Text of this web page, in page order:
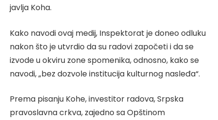
javlja Koha.
Kako navodi ovaj medij, Inspektorat je doneo odluku
nakon što je utvrdio da su radovi započeti i da se
izvode u okviru zone spomenika, odnosno, kako se
navodi, „bez dozvole institucija kulturnog nasleđa“.
Prema pisanju Kohe, investitor radova, Srpska
pravoslavna crkva, zajedno sa Opštinom